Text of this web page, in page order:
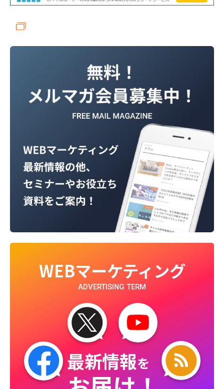
WEBマーケティング
ADVERTISING TERM
最新情報を